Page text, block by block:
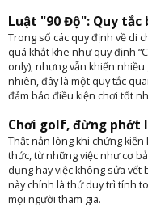
Luật "90 Độ": Quy
Trong số các quy định về di
quá khắt khe như quy định
only), nhưng vẫn khiến
nhiên, đây là một quy tắc
đảm bảo điều kiện chơi tốt
Chơi golf, đừng phớt
Thật nản lòng khi chứng
thức, từ những việc như cơ
dụng hay việc không sửa
này chính là thứ duy trì tính
mọi người tham gia.